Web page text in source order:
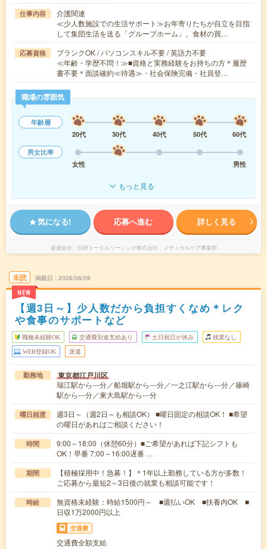
仕事内容
介護関連
≪少人数施設での生活サポート≫お年寄りたちが自立を目指
して集団生活を送る「グループホーム」。食材の買…
応募資格
ブランクOK / パソコンスキル不要 / 英語力不要
≪年齢・学歴不問！≫■資格と実務経験をお持ちの方＊履歴
書不要＊面談確約≪待遇≫・社会保険完備・社員登…
職場の雰囲気
年齢層
20代
30代 40代 50代
60代
男女比率
女性
男性
もっと見る
気になる! 応募へ進む 詳しく見る
派遣会社 日研トータルソーシング株式会社 メディカルケア事業部
未読
NEW
掲載日 2026/08/09
【週3日～】少人数だから負担すくなめ＊レク
や食事のサポートなど
職種未経験OK 交通費別途支給あり 土日祝日が休み 残業なし
WEB登録OK 派遣
勤務地 東京都江戸川区
瑞江駅から---分／船堀駅から---分／一之江駅から---分／篠崎
駅から---分／東大島駅から---分
曜日頻度
週3日～（週2日～も相談OK） ■曜日固定の相談OK！ ■希望
の曜日があればご相談ください！
時間
9:00～18:00（休憩60分）■ご希望があれば下記シフトも
OK！早番 7:00～16:00遅番 …
期間
【積極採用中！急募！】＊1年以上勤務している方が多数！
ご応募から最短2～3日後の就業も相談可能です！
時給
無資格未経験：時給1500円～ ■週払いOK ■扶養内OK ■
日収1万2000円以上
交通費
交通費全額支給